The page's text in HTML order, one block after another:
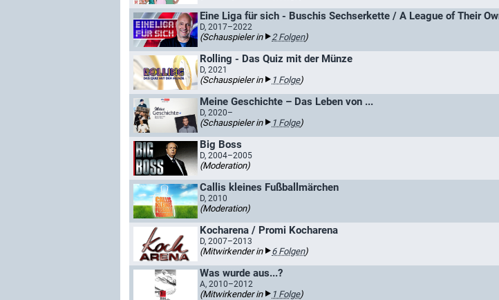
Eine Liga für sich - Buschis Sechserkette / A League of Their
D, 2017–2022
(Schauspieler in 2 Folgen)
Rolling - Das Quiz mit der Münze
D, 2021
(Schauspieler in 1 Folge)
Meine Geschichte – Das Leben von ...
D, 2020–
(Schauspieler in 1 Folge)
Big Boss
D, 2004–2005
(Moderation)
Callis kleines Fußballmärchen
D, 2010
(Moderation)
Kocharena / Promi Kocharena
D, 2007–2013
(Mitwirkender in 6 Folgen)
Was wurde aus...?
A, 2010–2012
(Mitwirkender in 1 Folge)